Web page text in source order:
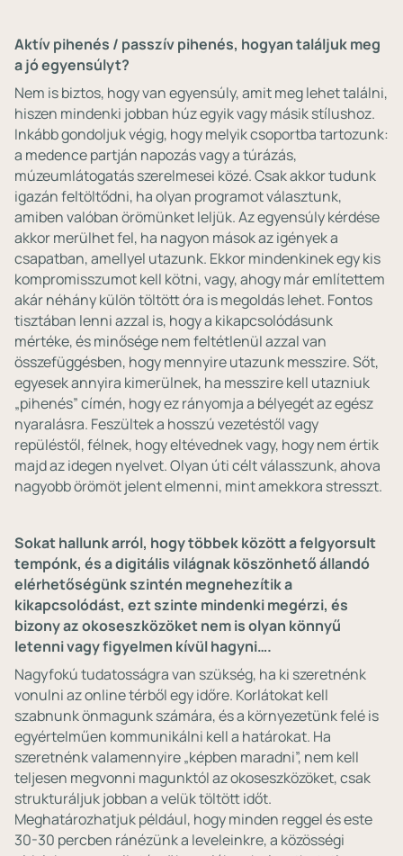
Aktív pihenés / passzív pihenés, hogyan találjuk meg
a jó egyensúlyt?
Nem is biztos, hogy van egyensúly, amit meg lehet találni,
hiszen mindenki jobban húz egyik vagy másik stílushoz.
Inkább gondoljuk végig, hogy melyik csoportba tartozunk:
a medence partján napozás vagy a túrázás,
múzeumlátogatás szerelmesei közé. Csak akkor tudunk
igazán feltöltődni, ha olyan programot választunk,
amiben valóban örömünket leljük. Az egyensúly kérdése
akkor merülhet fel, ha nagyon mások az igények a
csapatban, amellyel utazunk. Ekkor mindenkinek egy kis
kompromisszumot kell kötni, vagy, ahogy már említettem
akár néhány külön töltött óra is megoldás lehet. Fontos
tisztában lenni azzal is, hogy a kikapcsolódásunk
mértéke, és minősége nem feltétlenül azzal van
összefüggésben, hogy mennyire utazunk messzire. Sőt,
egyesek annyira kimerülnek, ha messzire kell utazniuk
„pihenés” címén, hogy ez rányomja a bélyegét az egész
nyaralásra. Feszültek a hosszú vezetéstől vagy
repüléstől, félnek, hogy eltévednek vagy, hogy nem értik
majd az idegen nyelvet. Olyan úti célt válasszunk, ahova
nagyobb örömöt jelent elmenni, mint amekkora stresszt.
Sokat hallunk arról, hogy többek között a felgyorsult
tempónk, és a digitális világnak köszönhető állandó
elérhetőségünk szintén megnehezítik a
kikapcsolódást, ezt szinte mindenki megérzi, és
bizony az okoseszközöket nem is olyan könnyű
letenni vagy figyelmen kívül hagyni….
Nagyfokú tudatosságra van szükség, ha ki szeretnénk
vonulni az online térből egy időre. Korlátokat kell
szabnunk önmagunk számára, és a környezetünk felé is
egyértelműen kommunikálni kell a határokat. Ha
szeretnénk valamennyire „képben maradni”, nem kell
teljesen megvonni magunktól az okoseszközöket, csak
strukturáljuk jobban a velük töltött időt.
Meghatározhatjuk például, hogy minden reggel és este
30-30 percben ránézünk a leveleinkre, a közösségi